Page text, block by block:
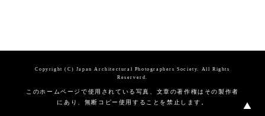
Copyright (C) Japan Architectural Photographers Society. All Rights
Reserverd.
このホームページで使用されている写真、文章の著作権はその製作者
にあり、無断コピー使用することを禁止します。